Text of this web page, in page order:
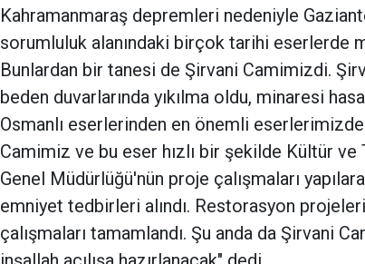
Kahramanmaraş depremleri nedeniyle
sorumluluk alanındaki birçok tarihi eserlerde
Bunlardan bir tanesi de Şirvani Camimizdi.
beden duvarlarında yıkılma oldu, minaresi
Osmanlı eserlerinden en önemli
Camimiz ve bu eser hızlı bir şekilde Kültür ve
Genel Müdürlüğü'nün proje çalışmaları
emniyet tedbirleri alındı. Restorasyon
çalışmaları tamamlandı. Şu anda da Şirvani